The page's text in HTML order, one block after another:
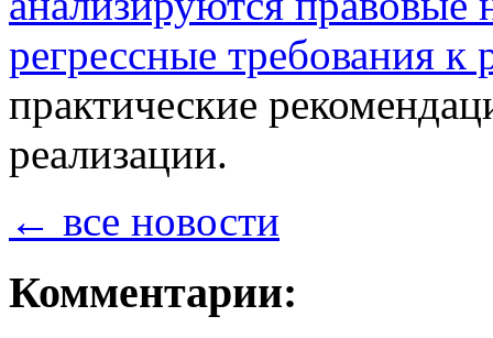
регрессные требования к
практические
реализации.
← все новости
Комментарии: